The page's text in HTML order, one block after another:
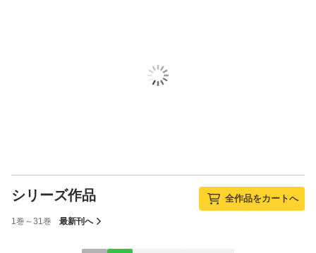
シリーズ作品 全作品をカートへ
1巻～31巻 最新刊へ